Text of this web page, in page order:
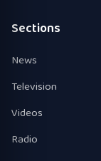
Sections
News
Television
Videos
Radio